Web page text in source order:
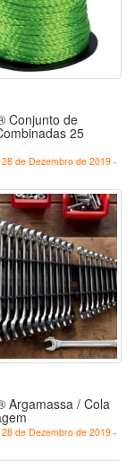
Conjunto de
25
28 de Dezembro de 2019 -
Argamassa / Cola
28 de Dezembro de 2019 -